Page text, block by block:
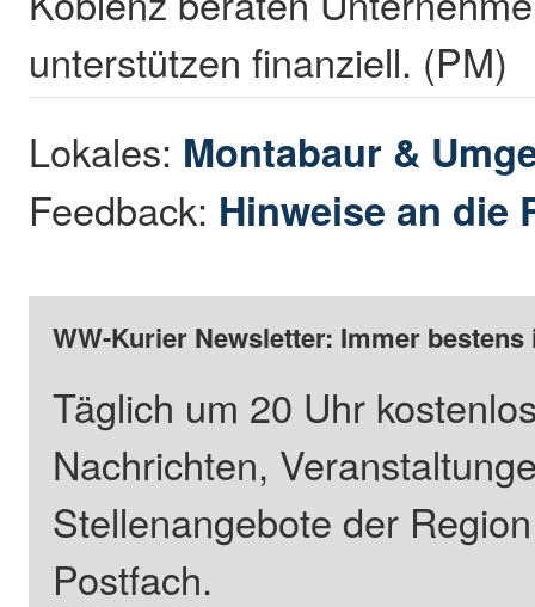
unterstützen finanziell. (PM)
Lokales: Montabaur &
Feedback: Hinweise an die
WW-Kurier Newsletter: Immer
Täglich um 20 Uhr
Nachrichten,
Stellenangebote der
Postfach.